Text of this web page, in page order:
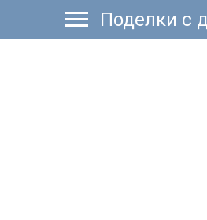
Поделки с